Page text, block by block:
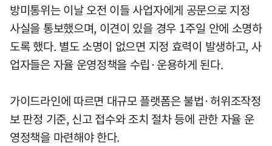
방미통위는 이날 오전 이들 사업자에게 공문으로 지정
사실을 통보했으며, 이견이 있을 경우 1주일 안에 소명하
도록 했다. 별도 소명이 없으면 지정 효력이 발생하고, 사
업자들은 자율 운영정책을 수립·운용하게 된다.
가이드라인에 따르면 대규모 플랫폼은 불법·허위조작정
보 판정 기준, 신고 접수와 조치 절차 등에 관한 자율 운
영정책을 마련해야 한다.